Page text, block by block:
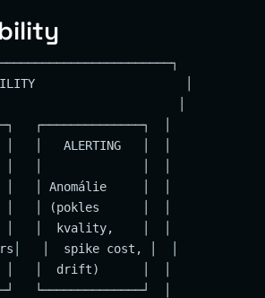
│
┌──────────────┐  │
│   │   ALERTING   │  │
│ Anomálie     │  │
│   │ (pokles      │  │
│   │  kvality,    │  │
│  spike cost, │  │
│  drift)      │  │
└──────────────┘  │